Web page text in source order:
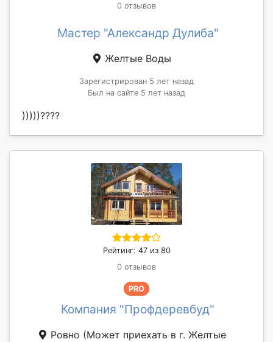
0 отзывов
Мастер "Александр Дулиба"
Желтые Воды
Зарегистрирован 5 лет назад
Был на сайте 5 лет назад
)))))????
Рейтинг: 47 из 80
0 отзывов
PRO
Компания "Профдеревбуд"
Ровно (Может приехать в г. Желтые